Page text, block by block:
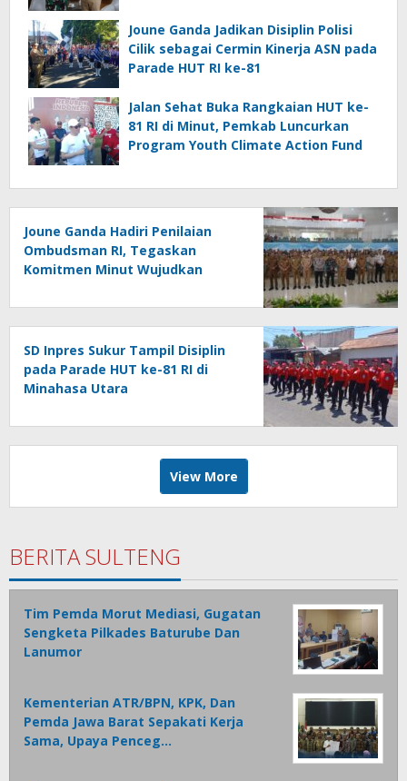
Joune Ganda Jadikan Disiplin Polisi
Cilik sebagai Cermin Kinerja ASN pada
Parade HUT RI ke-81
Jalan Sehat Buka Rangkaian HUT ke-
81 RI di Minut, Pemkab Luncurkan
Program Youth Climate Action Fund
Joune Ganda Hadiri Penilaian
Ombudsman RI, Tegaskan
Komitmen Minut Wujudkan
SD Inpres Sukur Tampil Disiplin
pada Parade HUT ke-81 RI di
Minahasa Utara
View More
BERITA SULTENG
Tim Pemda Morut Mediasi, Gugatan
Sengketa Pilkades Baturube Dan
Lanumor
Kementerian ATR/BPN, KPK, Dan
Pemda Jawa Barat Sepakati Kerja
Sama, Upaya Penceg…